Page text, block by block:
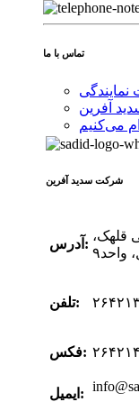
تماس با ما
آفرین
‌می‌کنیم
شرکت سدید‌ آفرین
آدرس:
قلهک،
واحد۹
تلفن:
فکس:
ایمیل: